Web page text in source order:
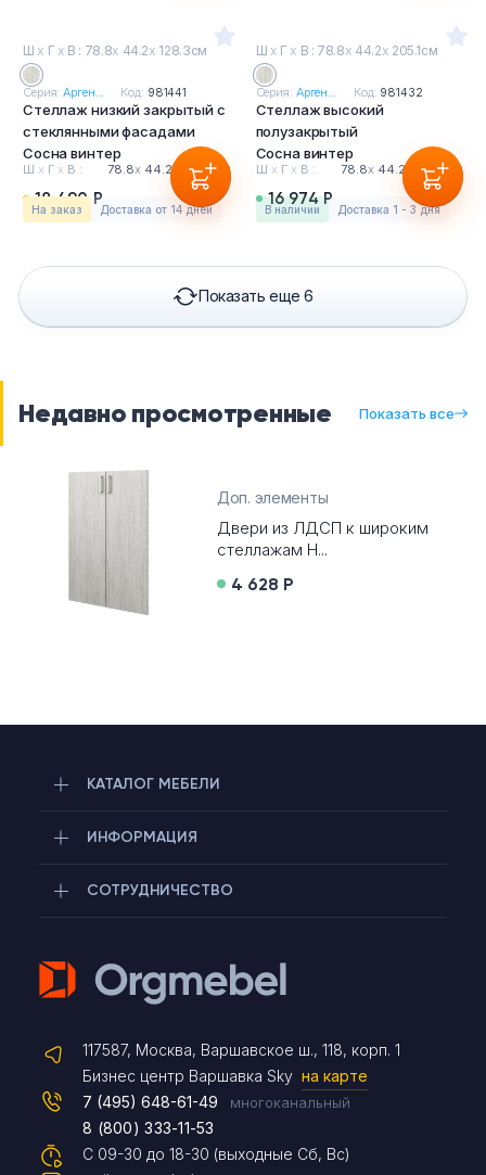
Ш х Г х В : 78.8х 44.2х 128.3см
Серия:Арген... Код: 981441
Стеллаж низкий закрытый с
стеклянными фасадами
Сосна винтер
Ш х Г х В : 78.8х 44.2х 128.3см
18 490 Р
На заказ Доставка от 14 дней
Ш х Г х В : 78.8х 44.2х 205.1см
Серия: Арген... Код: 981432
Стеллаж высокий
полузакрытый
Сосна винтер
Ш х Г х В : 78.8х 44.2х 205.1см
16 974 Р
в наличии Доставка 1 - 3 дня
Показать еще 6
Недавно просмотренные Показать все
Доп. элементы
Двери из ЛДСП к широким
стеллажам Н...
4 628 Р
КАТАЛОГ МЕБЕЛИ
ИНФОРМАЦИЯ
СОТРУДНИЧЕСТВО
117587, Москва, Варшавское ш., 118, корп. 1
Бизнес центр Варшавка Sky на карте
С 09-30 до 18-30 (выходные Сб, Вс)
7 (495) 648-61-49 многоканальный
8 (800) 333-11-53
Чат на сайте